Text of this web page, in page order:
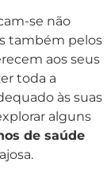
se não
também pelos
aos seus
toda a
às suas
alguns
de saúde